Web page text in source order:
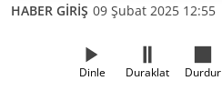
HABER GİRİŞ 09 Şubat 2025 12:55
Dinle Duraklat Durdur